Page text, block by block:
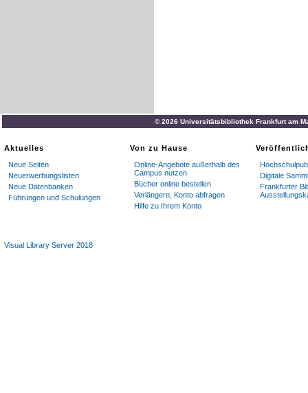
© 2026 Universitätsbibliothek Frankfurt am
Aktuelles
Neue Seiten
Neuerwerbungslisten
Neue Datenbanken
Führungen und Schulungen
Von zu Hause
Online-Angebote außerhalb des
Campus nutzen
Bücher online bestellen
Verlängern, Konto abfragen
Hilfe zu Ihrem Konto
Digitale
Frankfurter
Visual Library Server 2018